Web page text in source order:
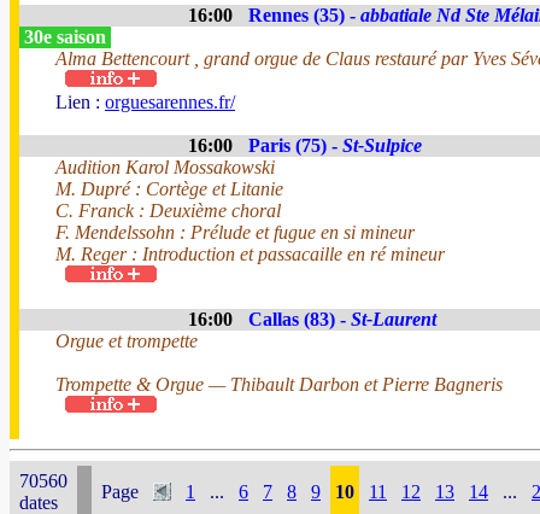
16:00 Rennes (35) - abbatiale Nd Ste
30e saison
Alma Bettencourt , grand orgue de Claus restauré par Yves
Lien : orguesarennes.fr/
16:00 Paris (75) - St-Sulpice
Audition Karol Mossakowski
M. Dupré : Cortège et Litanie
C. Franck : Deuxième choral
F. Mendelssohn : Prélude et fugue en si mineur
M. Reger : Introduction et passacaille en ré mineur
16:00 Callas (83) - St-Laurent
Orgue et trompette
Trompette & Orgue — Thibault Darbon et Pierre Bagneris
70560
dates
Page 1 ... 6 7 8 9 10 11 12 13 14 ...